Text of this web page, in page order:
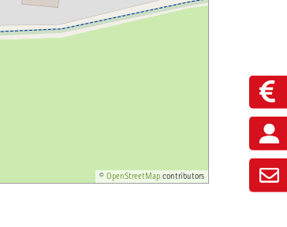
©OpenStreetMap contributors